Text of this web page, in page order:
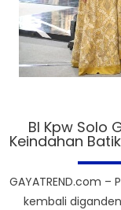
BI Kpw Solo
Keindahan
GAYATREND.com –
kembali